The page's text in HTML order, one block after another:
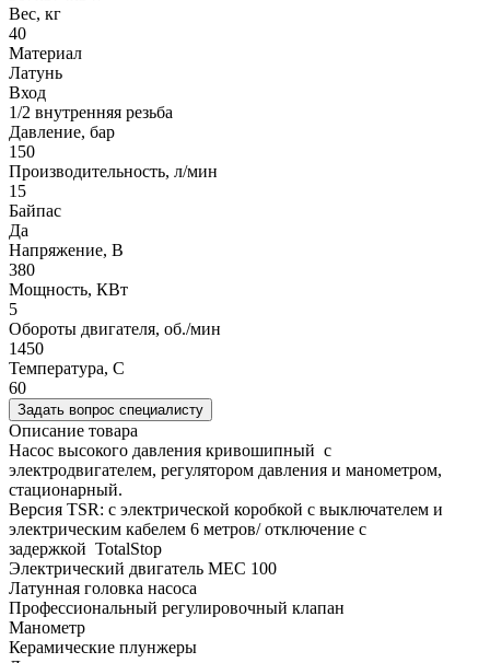
Вес, кг
40
Материал
Латунь
Вход
1/2 внутренняя резьба
Давление, бар
150
Производительность, л/мин
15
Байпас
Да
Напряжение, В
380
Мощность, КВт
5
Обороты двигателя, об./мин
1450
Температура, C
60
Задать вопрос специалисту
Описание товара
Насос высокого давления кривошипный с
электродвигателем, регулятором давления и манометром,
стационарный.
Версия TSR: с электрической коробкой с выключателем и
электрическим кабелем 6 метров/ отключение с
задержкой TotalStop
Электрический двигатель MEC 100
Латунная головка насоса
Профессиональный регулировочный клапан
Манометр
Керамические плунжеры